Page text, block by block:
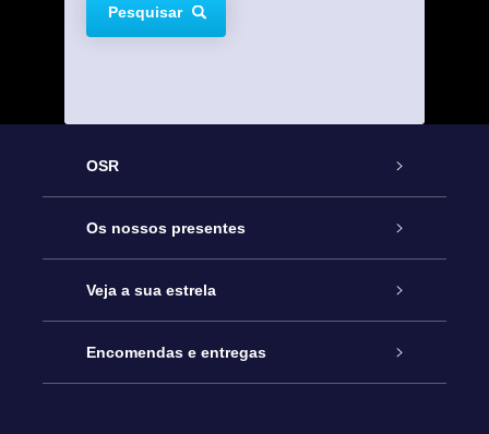
Pesquisar
OSR
Serviço
Contactos
O Blog
Os nossos presentes
Prenda Star Online
Pacote Prenda OSR
Veja a sua estrela
Registo de Estrela
Encomendas e entregas